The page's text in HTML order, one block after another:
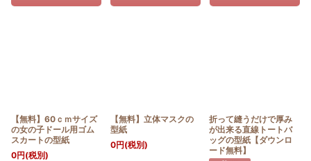
【無料】60ｃｍサイズ
の女の子ドール用ゴム
スカートの型紙
0円(税別)
【無料】立体マスクの
型紙
0円(税別)
折って縫うだけで厚み
が出来る直線トートバ
ッグの型紙【ダウンロ
ード無料】